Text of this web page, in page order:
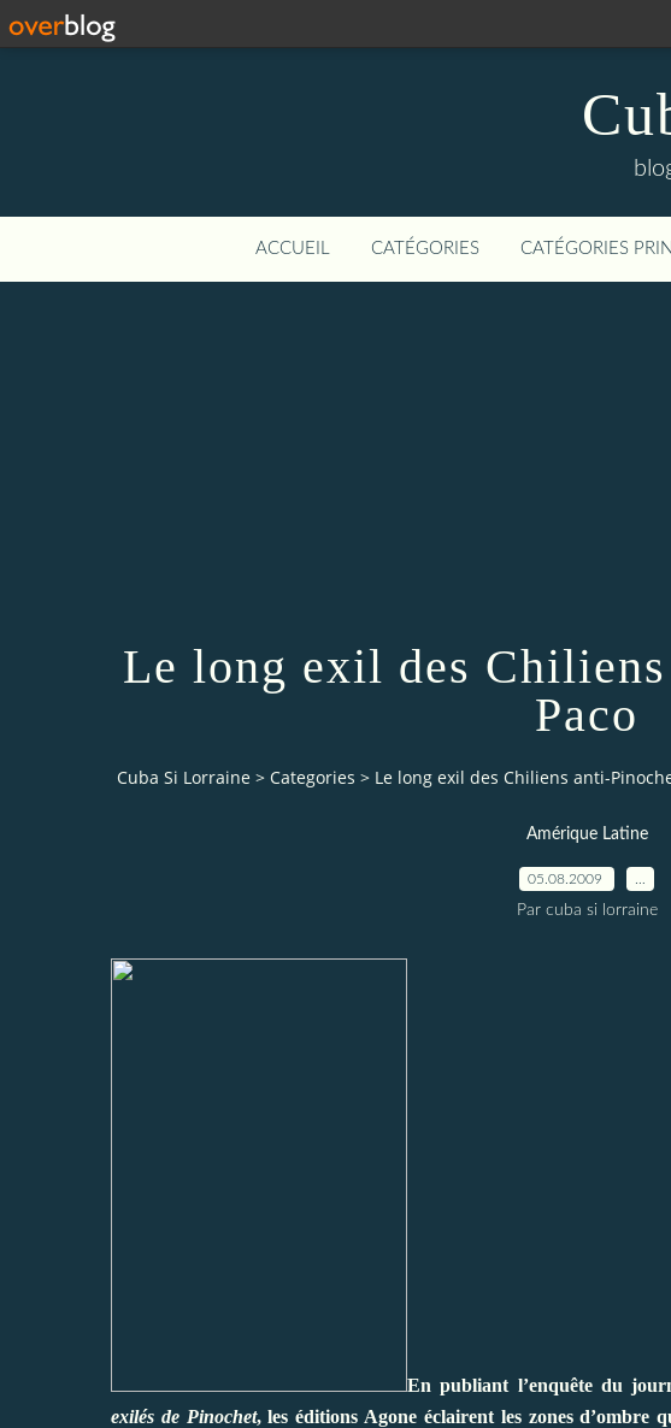
ACCUEIL CATÉGORIES CATÉGORIES
Le long exil des
Paco
Cuba Si Lorraine > Categories > Le long exil des Chiliens anti-
Amérique Latine
05.08.2009
Par cuba si lorraine
En publiant l’enquête du
exilés de Pinochet, les éditions Agone éclairent les zones